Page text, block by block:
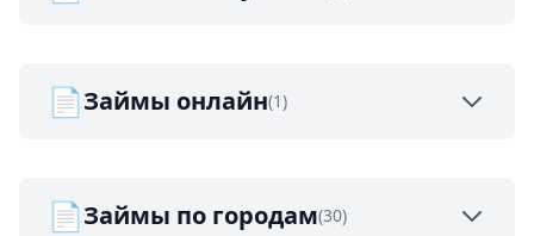
📄Займы онлайн(1)
📄Займы по городам(30)